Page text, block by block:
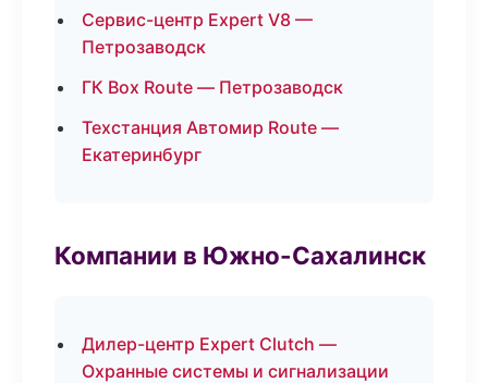
Сервис-центр Expert V8 —
Петрозаводск
ГК Box Route — Петрозаводск
Техстанция Автомир Route —
Екатеринбург
Компании в Южно-Сахалинск
Дилер-центр Expert Clutch —
Охранные системы и сигнализации